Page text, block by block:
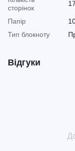
сторінок
Папір
Тип блокноту
Відгуки